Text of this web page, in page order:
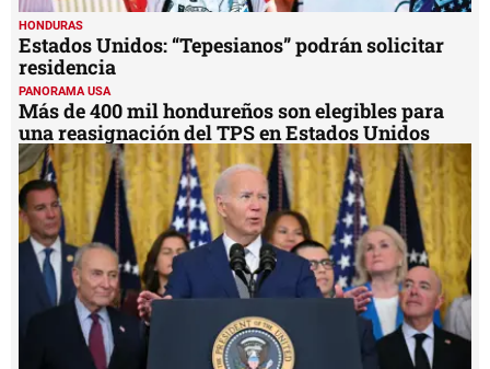
HONDURAS
Estados Unidos: “Tepesianos” podrán solicitar
residencia
PANORAMA USA
Más de 400 mil hondureños son elegibles para
una reasignación del TPS en Estados Unidos